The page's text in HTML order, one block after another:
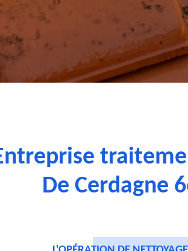
De Cerdagne